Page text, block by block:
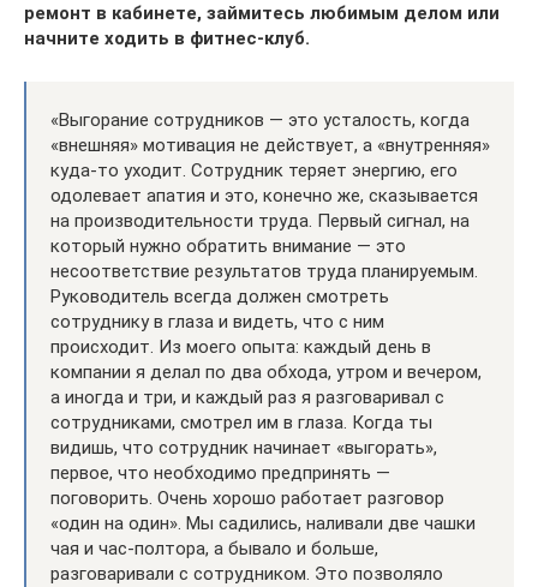
ремонт в кабинете, займитесь любимым делом или
начните ходить в фитнес-клуб.
«Выгорание сотрудников — это усталость, когда
«внешняя» мотивация не действует, а «внутренняя»
куда-то уходит. Сотрудник теряет энергию, его
одолевает апатия и это, конечно же, сказывается
на производительности труда. Первый сигнал, на
который нужно обратить внимание — это
несоответствие результатов труда планируемым.
Руководитель всегда должен смотреть
сотруднику в глаза и видеть, что с ним
происходит. Из моего опыта: каждый день в
компании я делал по два обхода, утром и вечером,
а иногда и три, и каждый раз я разговаривал с
сотрудниками, смотрел им в глаза. Когда ты
видишь, что сотрудник начинает «выгорать»,
первое, что необходимо предпринять —
поговорить. Очень хорошо работает разговор
«один на один». Мы садились, наливали две чашки
чая и час-полтора, а бывало и больше,
разговаривали с сотрудником. Это позволяло